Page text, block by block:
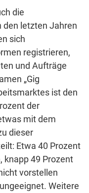
die
den letzten Jahren
sich
registrieren,
und Aufträge
„Gig
ist den
der
mit dem
dieser
Etwa 40 Prozent
knapp 49 Prozent
vorstellen
Weitere